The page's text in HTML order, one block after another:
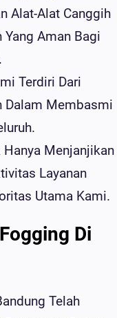
Alat-Alat Canggih
Yang Aman Bagi
Terdiri Dari
Dalam Membasmi
Menjanjikan
Layanan
Utama Kami.
Di
Telah